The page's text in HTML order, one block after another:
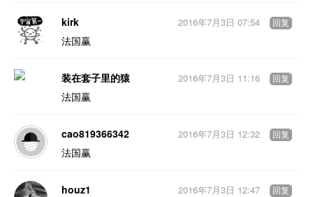
kirk
法国赢
2016年7月3日 07:54 回复
装在套子里的猿
法国赢
2016年7月3日 11:16 回复
cao819366342
法国赢
2016年7月3日 12:32 回复
houz1
2016年7月3日 12:47 回复